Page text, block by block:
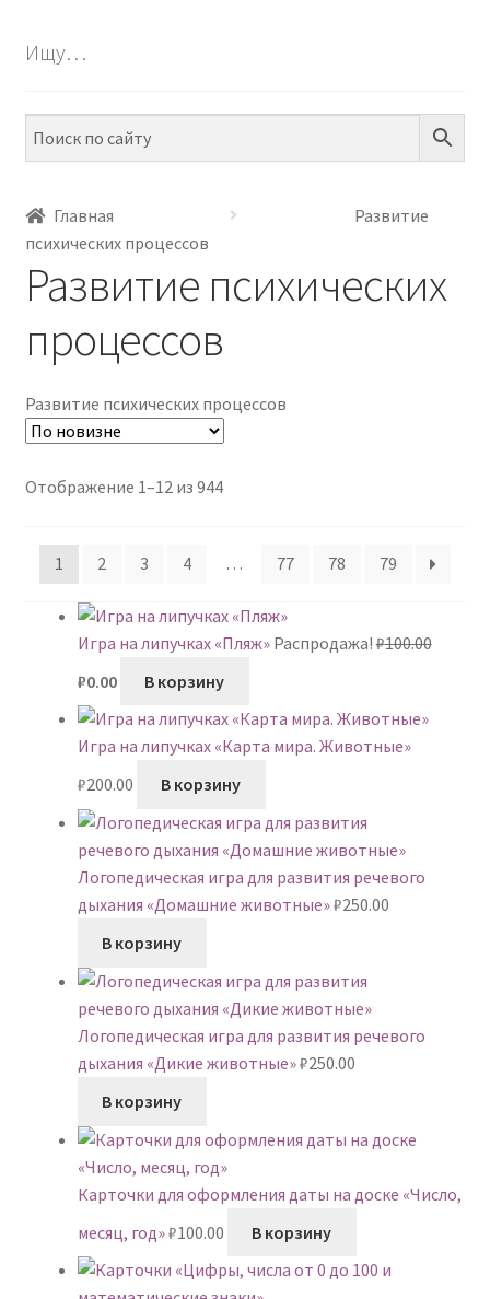
ПО НАВЫКАМ
МЕТОДИКИ
АРТ СТУДИЯ
ИГРЫ НА ЛИПУЧКАХ
КОНТАКТЫ
Ищу…
Главная
Развитие
психических процессов
Развитие психических
процессов
Развитие психических процессов
Отображение 1–12 из 944Сортировка:
1
2 3 4 … 77 78 79
Игра на липучках «Пляж» Распродажа!₽100.00
составляла
₽100.00.
₽0.00
₽0.00.
В корзину
Игра на липучках «Карта мира. Животные»
₽200.00 В корзину
Логопедическая игра для развития речевого
дыхания «Домашние животные»₽250.00
В корзину
Логопедическая игра для развития речевого
дыхания «Дикие животные»₽250.00
В корзину
Карточки для оформления даты на доске «Число,
месяц, год»₽100.00 В корзину